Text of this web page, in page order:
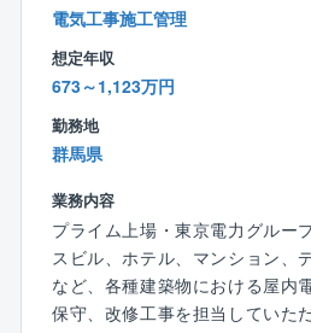
品質・安全・原価管理等
替え時の工事管理等
・請負工事の管理：依頼を受け
※担当施設：エリア担当制にて施
※物件によって新築物件の工事計
たします。
【働き方・福利厚生】
・土日祝日休みで年間休日は
電気工事施工管理
想定年収
673～1,123万円
勤務地
群馬県
業務内容
プライム上場・東京電力グルー
スビル、ホテル、マンション、
など、各種建築物における屋内
保守、改修工事を担当していた